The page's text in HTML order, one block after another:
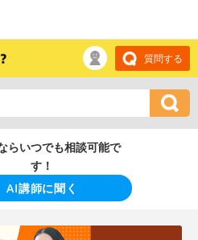
質問する
らいつでも相談可能で
す！
AI講師に聞く